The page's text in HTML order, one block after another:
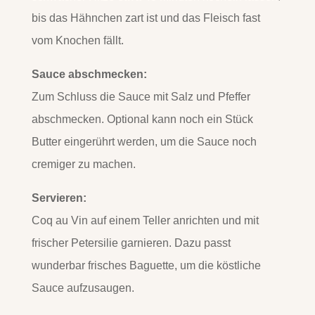
bis das Hähnchen zart ist und das Fleisch fast
vom Knochen fällt.
Sauce abschmecken:
Zum Schluss die Sauce mit Salz und Pfeffer
abschmecken. Optional kann noch ein Stück
Butter eingerührt werden, um die Sauce noch
cremiger zu machen.
Servieren:
Coq au Vin auf einem Teller anrichten und mit
frischer Petersilie garnieren. Dazu passt
wunderbar frisches Baguette, um die köstliche
Sauce aufzusaugen.